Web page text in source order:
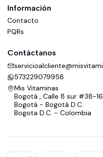
Información
Contacto
PQRs
Contáctanos
573229079958
Mis Vitaminas
Bogotá , Calle 8 sur #38-
Bogotá - Bogotá D.C.
Bogota D.C. - Colombia